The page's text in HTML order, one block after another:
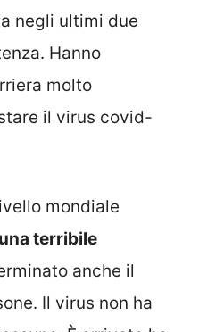
negli ultimi due
Hanno
molto
il virus covid-
mondiale
terribile
anche il
Il virus non ha